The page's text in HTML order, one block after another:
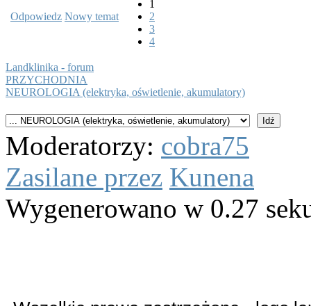
Odpowiedz Nowy temat
1
2
3
4
Landklinika - forum
PRZYCHODNIA
NEUROLOGIA (elektryka, oświetlenie, akumulatory)
Moderatorzy: cobra75
Zasilane przez Kunena
Wygenerowano w 0.27